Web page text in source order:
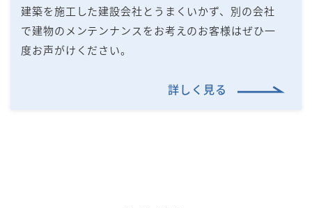
建築を施⼯した建設会社とうまくいかず、別の会社
で建物のメンテンナンスをお考えのお客様はぜひ⼀
度お声がけください。
詳しく見る